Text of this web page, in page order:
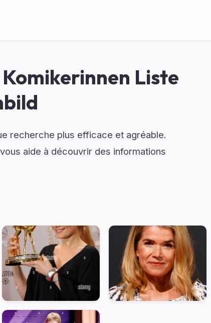
Liste
recherche plus efficace et agréable.
aide à découvrir des informations